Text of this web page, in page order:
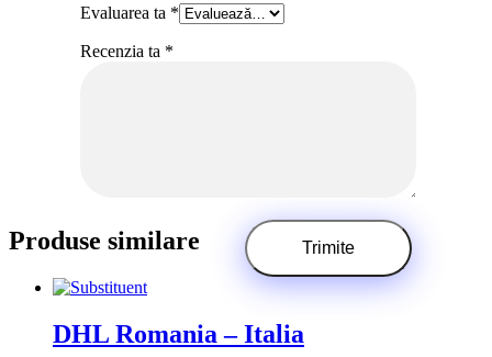
Evaluarea ta *
Recenzia ta *
Produse similare
DHL Romania – Italia